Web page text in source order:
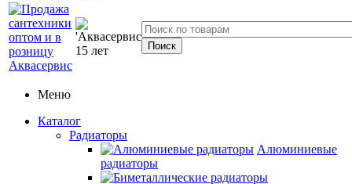
Меню
Каталог
Радиаторы
Алюминиевые
радиаторы